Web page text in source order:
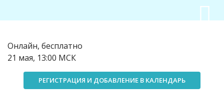
Онлайн, бесплатно
21 мая, 13:00 МСК
РЕГИСТРАЦИЯ И ДОБАВЛЕНИЕ В КАЛЕНДАРЬ